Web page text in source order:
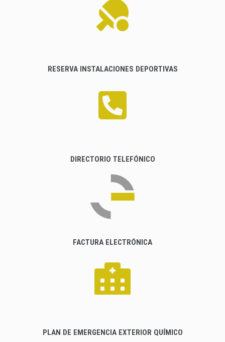
RESERVA INSTALACIONES DEPORTIVAS
DIRECTORIO TELEFÓNICO
FACTURA ELECTRÓNICA
PLAN DE EMERGENCIA EXTERIOR QUÍMICO